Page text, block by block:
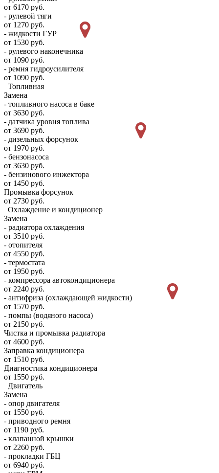
от 6170 руб.
- рулевой тяги
от 1270 руб.
- жидкости ГУР
от 1530 руб.
- рулевого наконечника
от 1090 руб.
- ремня гидроусилителя
от 1090 руб.
Топливная
Замена
- топливного насоса в баке
от 3630 руб.
- датчика уровня топлива
от 3690 руб.
- дизельных форсунок
от 1970 руб.
- бензонасоса
от 3630 руб.
- бензинового инжектора
от 1450 руб.
Промывка форсунок
от 2730 руб.
Охлаждение и кондиционер
Замена
- радиатора охлаждения
от 3510 руб.
- отопителя
от 4550 руб.
- термостата
от 1950 руб.
- компрессора автокондиционера
от 2240 руб.
- антифриза (охлаждающей жидкости)
от 1570 руб.
- помпы (водяного насоса)
от 2150 руб.
Чистка и промывка радиатора
от 4600 руб.
Заправка кондиционера
от 1510 руб.
Диагностика кондиционера
от 1550 руб.
Двигатель
Замена
- опор двигателя
от 1550 руб.
- приводного ремня
от 1190 руб.
- клапанной крышки
от 2260 руб.
- прокладки ГБЦ
от 6940 руб.